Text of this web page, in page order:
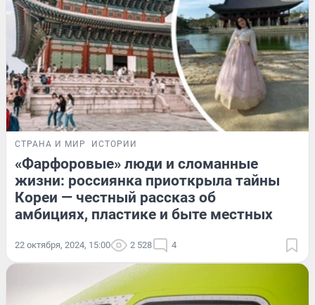
СТРАНА И МИР ИСТОРИИ
«Фарфоровые» люди и сломанные
жизни: россиянка приоткрыла тайны
Кореи — честный рассказ об
амбициях, пластике и быте местных
22 октября, 2024, 15:00 2 528 4